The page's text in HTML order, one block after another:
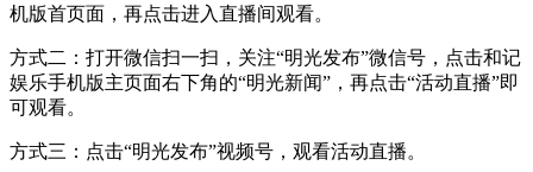
机版首页面，再点击进入直播间观看。
方式二：打开微信扫一扫，关注“明光发布”微信号，点击和记
娱乐手机版主页面右下角的“明光新闻”，再点击“活动直播”即
可观看。
方式三：点击“明光发布”视频号，观看活动直播。